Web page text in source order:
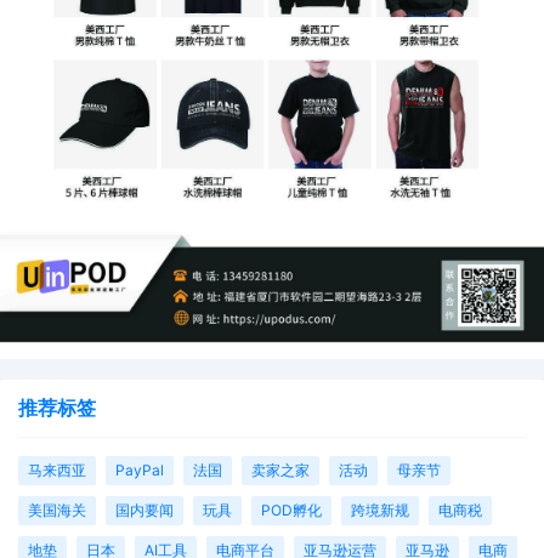
起诉时间：2024.2.9
案件号：24-cv-01137
维权类型：专利
专利号：US9661909B2
原告品牌：Brunett & Esnard IP, LLC
推荐标签
马来西亚 PayPal 法国 卖家之家 活动 母亲节
美国海关 国内要闻 玩具 POD孵化 跨境新规 电商税
地垫 日本 AI工具 电商平台 亚马逊运营 亚马逊 电商